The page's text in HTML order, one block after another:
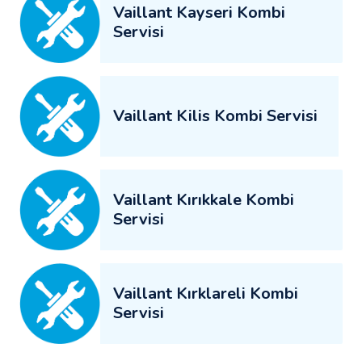
Vaillant Kayseri Kombi
Servisi
Vaillant Kilis Kombi Servisi
Vaillant Kırıkkale Kombi
Servisi
Vaillant Kırklareli Kombi
Servisi